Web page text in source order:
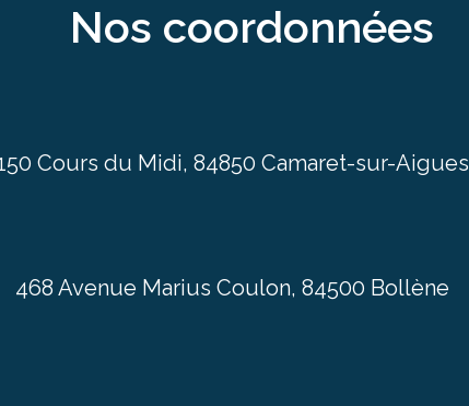
nos coordonnées
Cours du Midi, 84850 Camaret-sur-Aigues
468 Avenue Marius Coulon, 84500 Bollène